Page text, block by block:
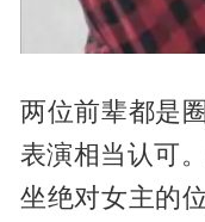
两位前辈都是
表演相当认可
坐绝对女主的